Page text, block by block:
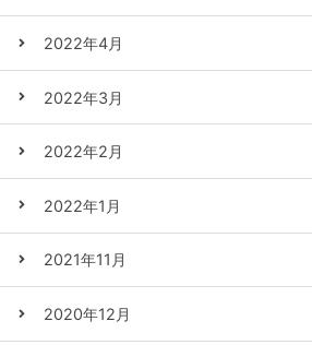
2022年4月
2022年3月
2022年2月
2022年1月
2021年11月
2020年12月